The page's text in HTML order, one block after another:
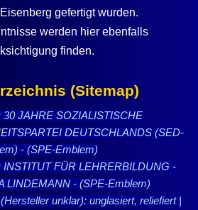
gefertigt wurden.
werden hier ebenfalls
finden.
(Sitemap)
30 JAHRE SOZIALISTISCHE
DEUTSCHLANDS (SED-
- (SPE-Emblem)
INSTITUT FÜR LEHRERBILDUNG -
LINDEMANN - (SPE-Emblem)
unklar): unglasiert, reliefiert |